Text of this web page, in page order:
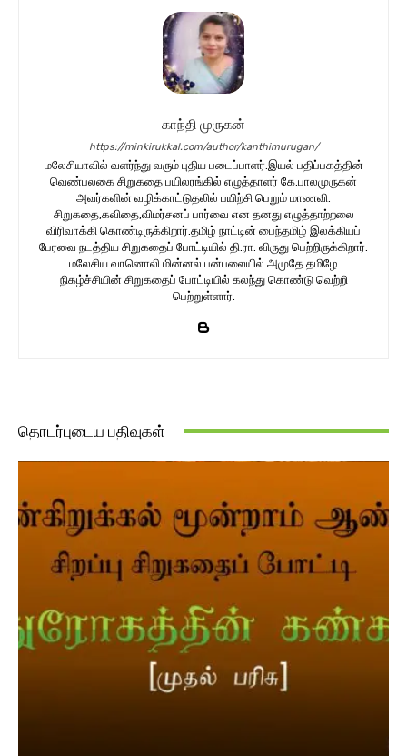
காந்தி முருகன்
https://minkirukkal.com/author/kanthimurugan/
மலேசியாவில் வளர்ந்து வரும் புதிய படைப்பாளர்.இயல் பதிப்பகத்தின்
வெண்பலகை சிறுகதை பயிலரங்கில் எழுத்தாளர் கே.பாலமுருகன்
அவர்களின் வழிக்காட்டுதலில் பயிற்சி பெறும் மாணவி.
சிறுகதை,கவிதை,விமர்சனப் பார்வை என தனது எழுத்தாற்றலை
விரிவாக்கி கொண்டிருக்கிறார்.தமிழ் நாட்டின் பைந்தமிழ் இலக்கியப்
பேரவை நடத்திய சிறுகதைப் போட்டியில் தி.ரா. விருது பெற்றிருக்கிறார்.
மலேசிய வானொலி மின்னல் பன்பலையில் அமுதே தமிழே
நிகழ்ச்சியின் சிறுகதைப் போட்டியில் கலந்து கொண்டு வெற்றி
பெற்றுள்ளார்.
தொடர்புடைய பதிவுகள்